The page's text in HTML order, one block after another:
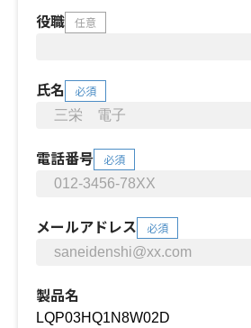
役職 任意
氏名 必須
電話番号 必須
メールアドレス 必須
製品名